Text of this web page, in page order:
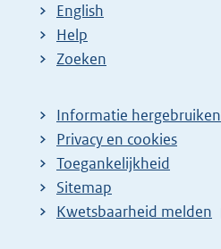
English
Help
Zoeken
Informatie hergebruiken
Privacy en cookies
Toegankelijkheid
Sitemap
E
Kwetsbaarheid melden